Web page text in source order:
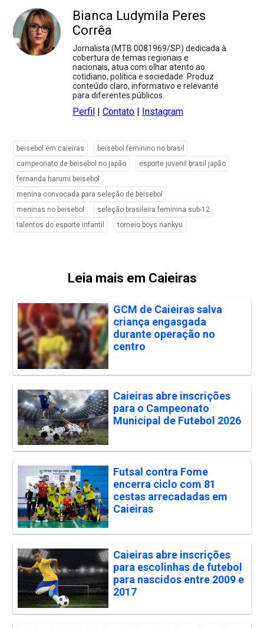
Bianca Ludymila Peres
Corrêa
Jornalista (MTB 0081969/SP) dedicada à
cobertura de temas regionais e
nacionais, atua com olhar atento ao
cotidiano, política e sociedade. Produz
conteúdo claro, informativo e relevante
para diferentes públicos.
Perfil |Contato | Instagram
beisebol em caieiras
beisebol feminino no brasil
campeonato de beisebol no japão
esporte juvenil brasil japão
fernanda harumi beisebol
menina convocada para seleção de beisebol
meninas no beisebol
seleção brasileira feminina sub-12
talentos do esporte infantil
torneio boys nankyu
Leia mais em Caieiras
GCM de Caieiras salva
criança engasgada
durante operação no
centro
Caieiras abre inscrições
para o Campeonato
Municipal de Futebol 2026
Futsal contra Fome
encerra ciclo com 81
cestas arrecadadas em
Caieiras
Caieiras abre inscrições
para escolinhas de futebol
para nascidos entre 2009 e
2017